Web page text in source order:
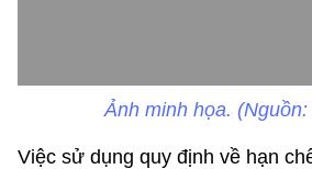
Ảnh minh họa.
Việc sử dụng quy định về hạn